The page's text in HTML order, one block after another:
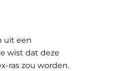
uit een
wist dat deze
ras zou worden.